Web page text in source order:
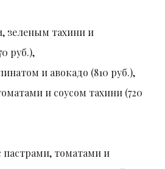
зеленым тахини и
руб.),
и авокадо (810 руб.),
и соусом тахини (720
пастрами, томатами и